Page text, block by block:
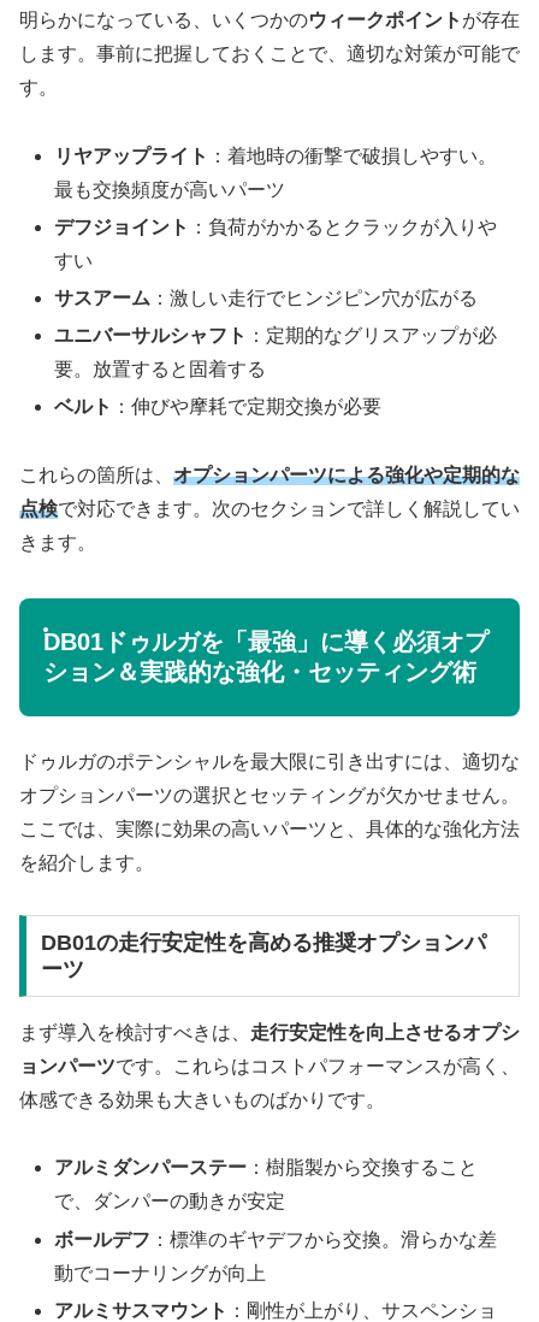
明らかになっている、いくつかのウィークポイント が存在
します。事前に把握しておくことで、適切な対策が可能で
す。
リヤアップライト ：着地時の衝撃で破損しやすい。
最も交換頻度が高いパーツ
デフジョイント ：負荷がかかるとクラックが入りや
すい
サスアーム ：激しい走行でヒンジピン穴が広がる
ユニバーサルシャフト ：定期的なグリスアップが必
要。放置すると固着する
ベルト ：伸びや摩耗で定期交換が必要
これらの箇所は、 オプションパーツによる強化や定期的な
点検で対応できます。次のセクションで詳しく解説してい
きます。
DB01ドゥルガを「最強」に導く必須オプ
ション＆実践的な強化・セッティング術
ドゥルガのポテンシャルを最大限に引き出すには、適切な
オプションパーツの選択とセッティングが欠かせません。
ここでは、実際に効果の高いパーツと、具体的な強化方法
を紹介します。
DB01の走行安定性を高める推奨オプションパ
ーツ
まず導入を検討すべきは、 走行安定性を向上させるオプシ
ョンパーツです。これらはコストパフォーマンスが高く、
体感できる効果も大きいものばかりです。
アルミダンパーステー ：樹脂製から交換すること
で、ダンパーの動きが安定
ボールデフ ：標準のギヤデフから交換。滑らかな差
動でコーナリングが向上
アルミサスマウント ：剛性が上がり、サスペンショ